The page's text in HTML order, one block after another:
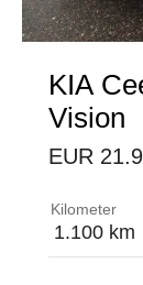
KIA
Vision
EUR
Kilometer
1.100 km